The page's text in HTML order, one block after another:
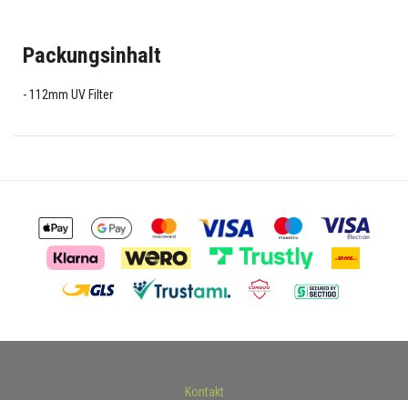
Packungsinhalt
112mm UV Filter
Kontakt